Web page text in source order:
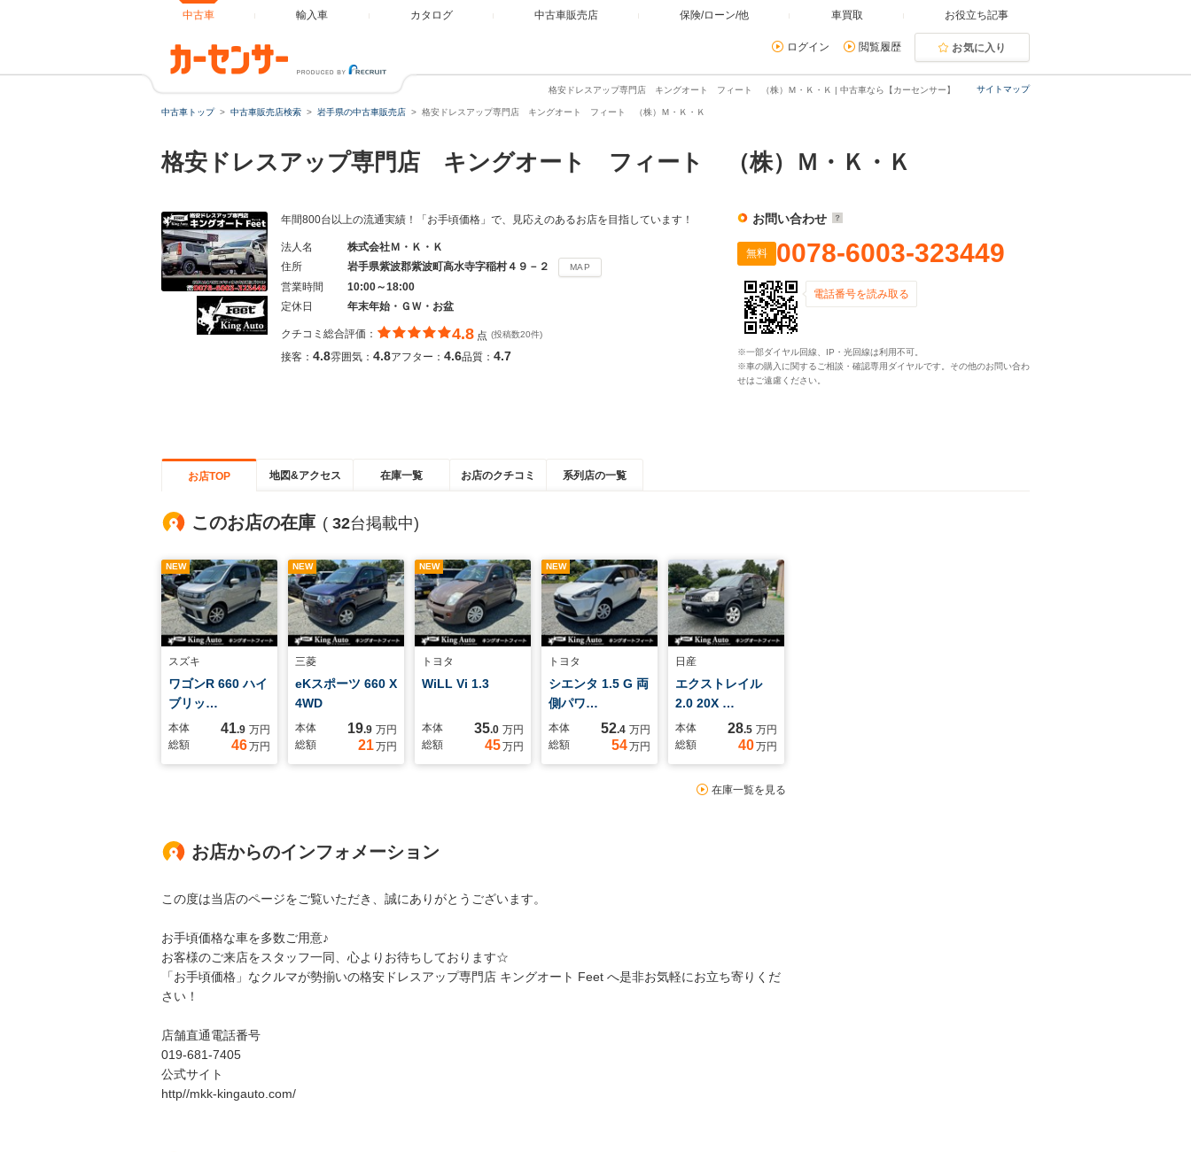
中古車 輸入車 カタログ 中古車販売店 保険/ローン/他 車買取 お役立ち記事
ログイン 閲覧履歴 お気に入り
サイトマップ
格安ドレスアップ専門店 キングオート フィート （株）Ｍ・Ｋ・Ｋ | 中古車なら【カーセンサー】
中古車トップ 中古車販売店検索 岩手県の中古車販売店 格安ドレスアップ専門店 キングオート フィート （株）Ｍ・Ｋ・Ｋ
格安ドレスアップ専門店 キングオート フィート （株）Ｍ・Ｋ・Ｋ
年間800台以上の流通実績！「お手頃価格」で、見応えのあるお店を目指しています！
法人名
株式会社Ｍ・Ｋ・Ｋ
住所
岩手県紫波郡紫波町高水寺字稲村４９－２ MAP
営業時間
10:00～18:00
定休日
年末年始・ＧＷ・お盆
クチコミ総合評価： 4.8 点 (投稿数20件)
接客： 4.8雰囲気： 4.8アフター： 4.6品質： 4.7
お問い合わせ
無料 0078-6003-323449
電話番号を読み取る
※一部ダイヤル回線、IP・光回線は利用不可。
※車の購入に関するご相談・確認専用ダイヤルです。その他のお問い合わ
せはご遠慮ください。
お店TOP 地図&アクセス 在庫一覧 お店のクチコミ 系列店の一覧
このお店の在庫 ( 32台掲載中)
NEW
スズキ
ワゴンR 660 ハイ
ブリッ…
本体 41.9 万円
総額
46万円
NEW
三菱
eKスポーツ 660 X
4WD
本体 19.9 万円
総額
21万円
NEW
トヨタ
WiLL Vi 1.3
本体 35.0 万円
総額
45万円
NEW
トヨタ
シエンタ 1.5 G 両
側パワ…
本体 52.4 万円
総額
54万円
日産
エクストレイル
2.0 20X …
本体 28.5 万円
総額
40万円
在庫一覧を見る
お店からのインフォメーション
この度は当店のページをご覧いただき、誠にありがとうございます。
お手頃価格な車を多数ご用意♪
お客様のご来店をスタッフ一同、心よりお待ちしております☆
「お手頃価格」なクルマが勢揃いの格安ドレスアップ専門店 キングオート Feet へ是非お気軽にお立ち寄りくだ
さい！
店舗直通電話番号
019-681-7405
公式サイト
http//mkk-kingauto.com/